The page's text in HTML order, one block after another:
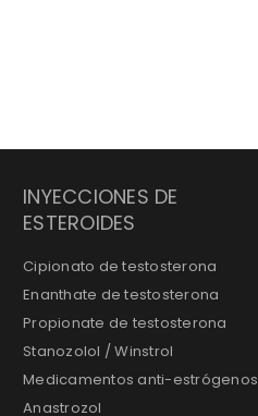
INYECCIONES DE
ESTEROIDES
Cipionato de testosterona
Enanthate de testosterona
Propionate de testosterona
Stanozolol / Winstrol
Medicamentos anti-estrógenos
Anastrozol